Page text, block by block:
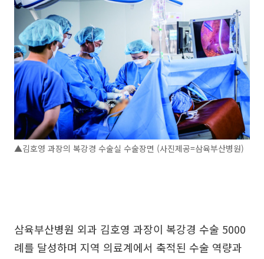
▲김호영 과장의 복강경 수술실 수술장면 (사진제공=삼육부산병원)
삼육부산병원 외과 김호영 과장이 복강경 수술 5000
례를 달성하며 지역 의료계에서 축적된 수술 역량과